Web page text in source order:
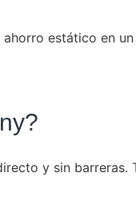
estático en
y sin